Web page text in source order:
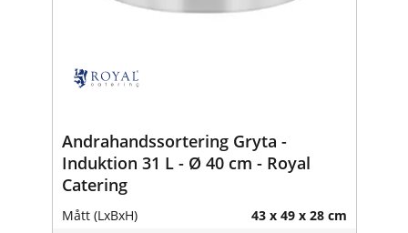
Andrahandssortering Gryta -
Induktion 31 L - Ø 40 cm - Royal
Catering
Mått (LxBxH) 43 x 49 x 28 cm